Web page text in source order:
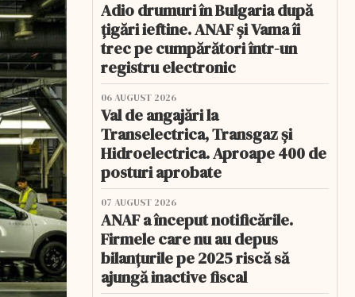
Adio drumuri în Bulgaria după
țigări ieftine. ANAF și Vama îi
trec pe cumpărători într-un
registru electronic
06 AUGUST 2026
Val de angajări la
Transelectrica, Transgaz și
Hidroelectrica. Aproape 400 de
posturi aprobate
07 AUGUST 2026
ANAF a început notificările.
Firmele care nu au depus
bilanțurile pe 2025 riscă să
ajungă inactive fiscal